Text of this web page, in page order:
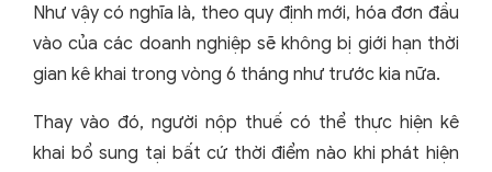
Như vậy có nghĩa là, theo quy định mới, hóa đơn đầu
vào của các doanh nghiệp sẽ không bị giới hạn thời
gian kê khai trong vòng 6 tháng như trước kia nữa.
Thay vào đó, người nộp thuế có thể thực hiện kê
khai bổ sung tại bất cứ thời điểm nào khi phát hiện